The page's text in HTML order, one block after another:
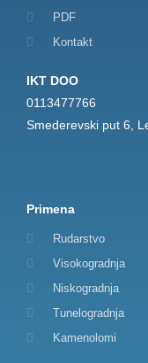
PDF
Kontakt
IKT DOO
0113477766
Smederevski put 6,
Primena
Rudarstvo
Visokogradnja
Niskogradnja
Tunelogradnja
Kamenolomi